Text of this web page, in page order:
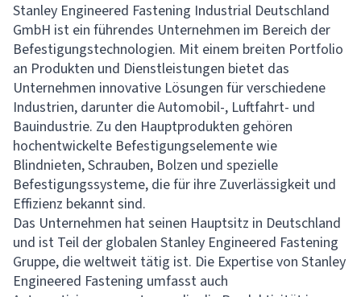
Stanley Engineered Fastening Industrial Deutschland
GmbH ist ein führendes Unternehmen im Bereich der
Befestigungstechnologien. Mit einem breiten Portfolio
an Produkten und Dienstleistungen bietet das
Unternehmen innovative Lösungen für verschiedene
Industrien, darunter die Automobil-, Luftfahrt- und
Bauindustrie. Zu den Hauptprodukten gehören
hochentwickelte Befestigungselemente wie
Blindnieten, Schrauben, Bolzen und spezielle
Befestigungssysteme, die für ihre Zuverlässigkeit und
Effizienz bekannt sind.
Das Unternehmen hat seinen Hauptsitz in Deutschland
und ist Teil der globalen Stanley Engineered Fastening
Gruppe, die weltweit tätig ist. Die Expertise von Stanley
Engineered Fastening umfasst auch